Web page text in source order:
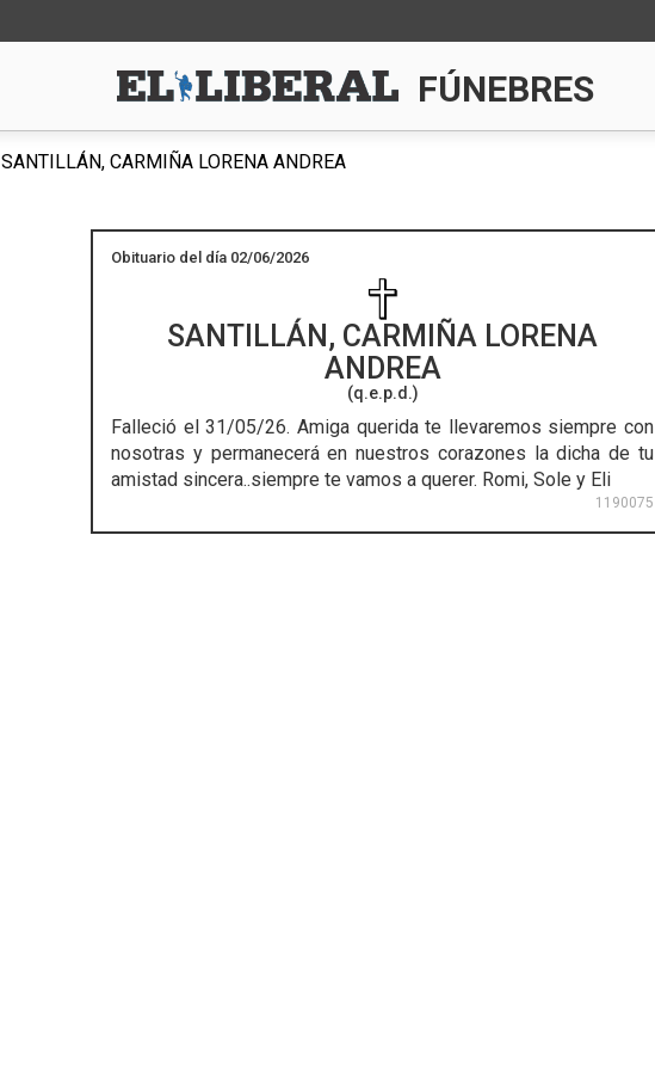
FÚNEBRES
SANTILLÁN, CARMIÑA LORENA ANDREA
Obituario del día 02/06/2026
SANTILLÁN, CARMIÑA LORENA
ANDREA
(q.e.p.d.)
Falleció el 31/05/26. Amiga querida te llevaremos siempre con
nosotras y permanecerá en nuestros corazones la dicha de tu
amistad sincera..siempre te vamos a querer. Romi, Sole y Eli
1190075